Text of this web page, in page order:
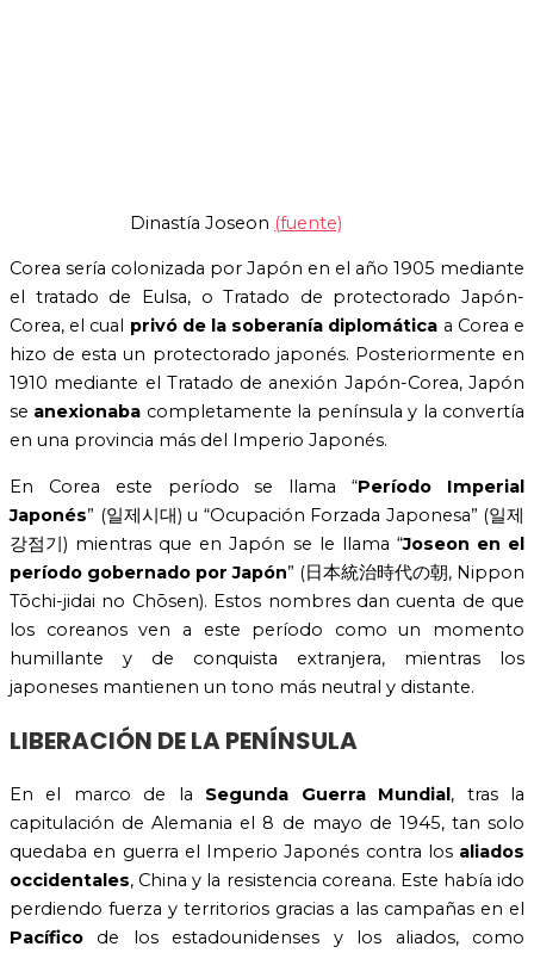
Dinastía Joseon (fuente)
Corea sería colonizada por Japón en el año 1905 mediante
el tratado de Eulsa, o Tratado de protectorado Japón-
Corea, el cual privó de la soberanía diplomática a Corea e
hizo de esta un protectorado japonés. Posteriormente en
1910 mediante el Tratado de anexión Japón-Corea, Japón
se anexionaba completamente la península y la convertía
en una provincia más del Imperio Japonés.
En Corea este período se llama “Período Imperial
Japonés” (일제시대) u “Ocupación Forzada Japonesa” (일제
강점기) mientras que en Japón se le llama “Joseon en el
período gobernado por Japón” (日本統治時代の朝, Nippon
Tōchi-jidai no Chōsen). Estos nombres dan cuenta de que
los coreanos ven a este período como un momento
humillante y de conquista extranjera, mientras los
japoneses mantienen un tono más neutral y distante.
LIBERACIÓN DE LA PENÍNSULA
En el marco de la Segunda Guerra Mundial, tras la
capitulación de Alemania el 8 de mayo de 1945, tan solo
quedaba en guerra el Imperio Japonés contra los aliados
occidentales, China y la resistencia coreana. Este había ido
perdiendo fuerza y territorios gracias a las campañas en el
Pacífico de los estadounidenses y los aliados, como